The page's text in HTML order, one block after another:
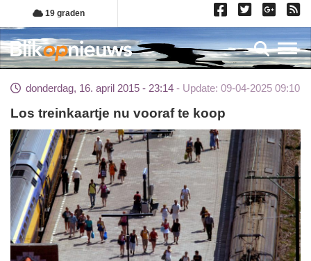
Overslaan
en
naar
de
gaan
19 graden
donderdag, 16. april 2015 - 23:14 Update: 09-04-2025 09:10
Los treinkaartje nu vooraf te koop